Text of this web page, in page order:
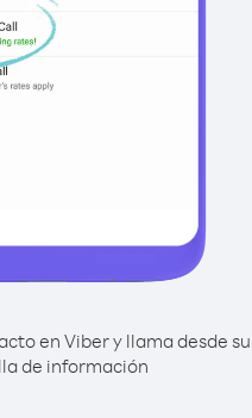
en Viber y llama desde su
de información